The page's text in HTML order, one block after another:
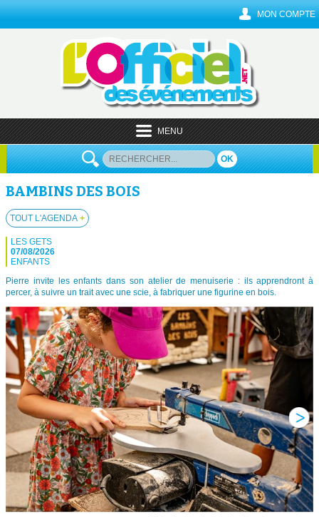
MON COMPTE
MENU
OK
BAMBINS DES BOIS
TOUT L'AGENDA +
LES GETS
07/08/2026
ENFANTS
Pierre invite les enfants dans son atelier de menuiserie : ils apprendront à
percer, à suivre un trait avec une scie, à fabriquer une figurine en bois.